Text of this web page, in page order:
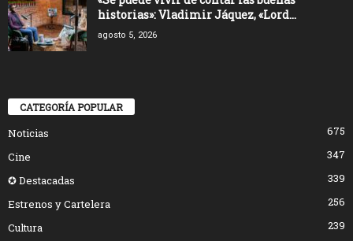
historias»: Vladimir Jáquez, «Lord...
agosto 5, 2026
CATEGORÍA POPULAR
Noticias
675
Cine
347
✪ Destacadas
339
Estrenos y Cartelera
256
Cultura
239